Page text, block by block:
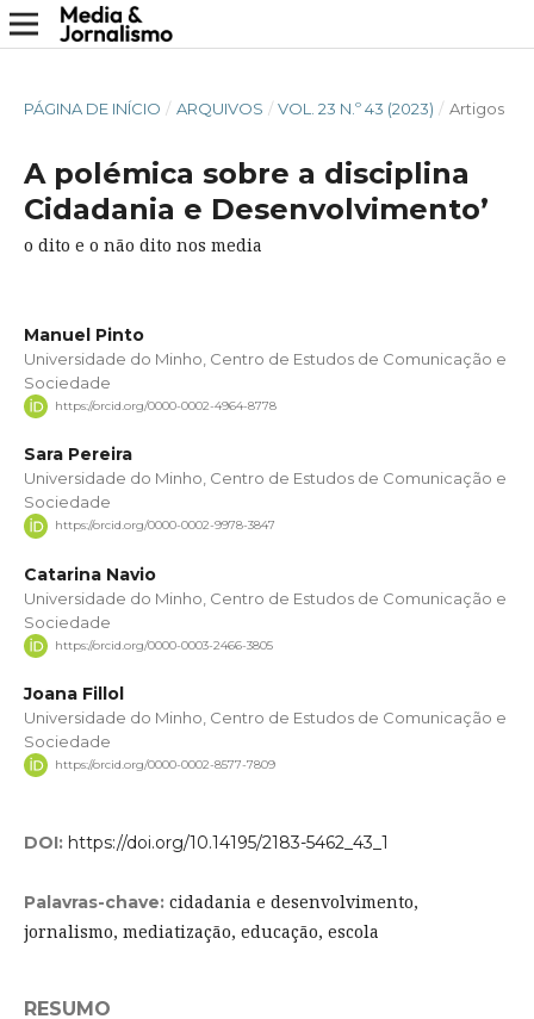
PÁGINA DE INÍCIO / ARQUIVOS / VOL. 23 N.º 43 (2023) / Artigos
A polémica sobre a disciplina
Cidadania e Desenvolvimento’
o dito e o não dito nos media
Manuel Pinto
Universidade do Minho, Centro de Estudos de Comunicação e
Sociedade
https://orcid.org/0000-0002-4964-8778
Sara Pereira
Universidade do Minho, Centro de Estudos de Comunicação e
Sociedade
https://orcid.org/0000-0002-9978-3847
Catarina Navio
Universidade do Minho, Centro de Estudos de Comunicação e
Sociedade
https://orcid.org/0000-0003-2466-3805
Joana Fillol
Universidade do Minho, Centro de Estudos de Comunicação e
Sociedade
https://orcid.org/0000-0002-8577-7809
DOI: https://doi.org/10.14195/2183-5462_43_1
Palavras-chave: cidadania e desenvolvimento,
jornalismo, mediatização, educação, escola
RESUMO